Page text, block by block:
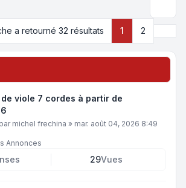
a retourné 32 résultats
1 2
viole 7 cordes à partir de
michel frechina » mar. août 04, 2026 8:49
Annonces
29Vues